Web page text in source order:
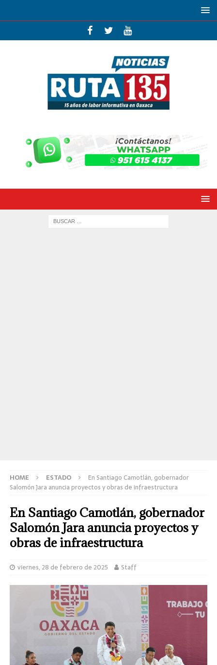
HOME ESTADO
En Santiago Camotlán, gobernador
Salomón Jara anuncia proyectos y obras de infraestructura
En Santiago Camotlán, gobernador
Salomón Jara anuncia proyectos y
obras de infraestructura
viernes, 28 de febrero de 2025 Staff